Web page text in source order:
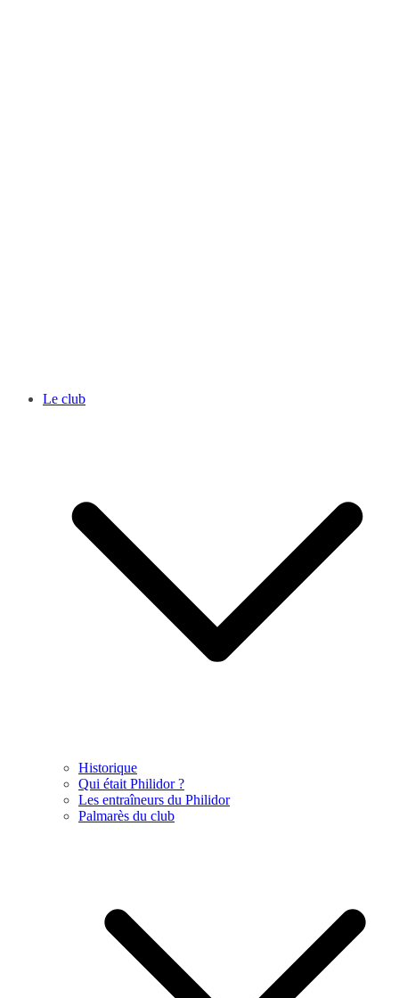
Le club
Historique
Qui était Philidor ?
Les entraîneurs du Philidor
Palmarès du club